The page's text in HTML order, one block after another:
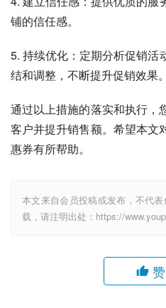
铺的信任感。
5. 持续优化：定期分析促销活
结和调整，不断提升促销效果。
通过以上措施的落实和执行，
客户并提升销售额。希望本文
惠券有所帮助。
本文来自会员投稿或发布，不代
载，请注明出处：https://
赞